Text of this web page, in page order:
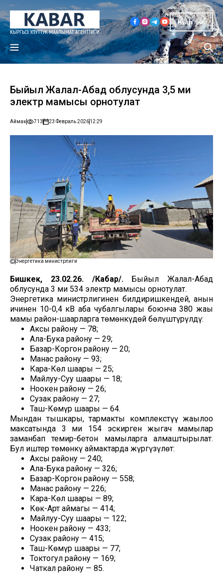
Кыр
Быйыл Жалал-Абад облусунда 3,5 миң
электр мамысы орнотулат
Аймак 713 23 Февраль 202612:29
Энергетика министрлиги
Бишкек, 23.02.26. /Кабар/.Быйыл Жалал-Абад
облусунда 3 миң 534 электр мамысы орнотулат.
Энергетика министрлигинен билдиришкендей, анын
ичинен 10-0,4 кВ аба чубалгылары боюнча 380 жаңы
мамы район-шаарларга төмөнкүдөй бөлүштүрүлдү:
Аксы району — 78;
Ала-Бука району — 29;
Базар-Коргон району — 20;
Манас району — 93;
Кара-Көл шаары — 25;
Майлуу-Суу шаары — 18;
Ноокен району — 26;
Сузак району — 27;
Таш-Көмүр шаары — 64.
Мындан тышкары, тармакты комплекстүү жаңылоо
максатында 3 миң 154 эскирген жыгач мамылар
заманбап темир-бетон мамыларга алмаштырылат.
Бул иштер төмөнкү аймактарда жүргүзүлөт:
Аксы району — 240;
Ала-Бука району — 326;
Базар-Коргон району — 558;
Манас району — 226;
Кара-Көл шаары — 89;
Көк-Арт аймагы — 414;
Майлуу-Суу шаары — 122;
Ноокен району — 433;
Сузак району — 415;
Таш-Көмүр шаары — 77;
Токтогул району — 169;
Чаткал району — 85.